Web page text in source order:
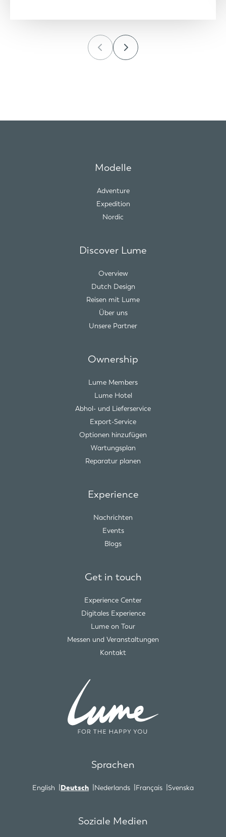
Modelle
Adventure
Expedition
Nordic
Discover Lume
Overview
Dutch Design
Reisen mit Lume
Über uns
Unsere Partner
Ownership
Lume Members
Lume Hotel
Abhol- und Lieferservice
Export-Service
Optionen hinzufügen
Wartungsplan
Reparatur planen
Experience
Nachrichten
Events
Blogs
Get in touch
Experience Center
Digitales Experience
Lume on Tour
Messen und Veranstaltungen
Kontakt
Sprachen
English Deutsch Nederlands Français Svenska
Soziale Medien